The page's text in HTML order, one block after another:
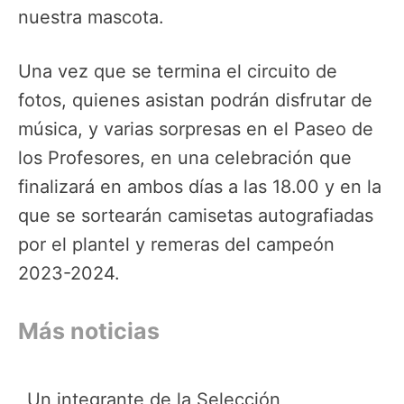
nuestra mascota.
Una vez que se termina el circuito de
fotos, quienes asistan podrán disfrutar de
música, y varias sorpresas en el Paseo de
los Profesores, en una celebración que
finalizará en ambos días a las 18.00 y en la
que se sortearán camisetas autografiadas
por el plantel y remeras del campeón
2023-2024.
Más noticias
Un integrante de la Selección